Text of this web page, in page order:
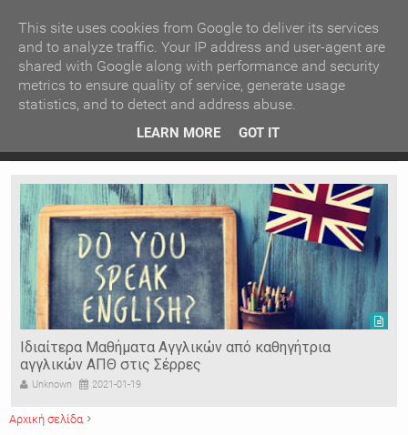
Ιερόσυλοι έκλεψαν τάματα από Ιερό Ναό στις Σέρρες
Ιδιαίτερα Μαθήματα Αγγλικών από καθηγήτρια
αγγλικών ΑΠΘ στις Σέρρες
Unknown 2021-01-19
Αρχική σελίδα
ΚΕΝΤΡΙΚΗ ΑΝΑ ΚΑΤΗΓΟΡΙΑ
ΕΙΔΗΣΕΙΣ ΑΝΑ ΠΕΡΙΟΧΗ
ΠΡΟΣΦΑΤΑ ΝΕΑ
Ν. ΣΕΡΡΩΝ Η ΓΗ ΜΑΣ
ΤΥΧΑΙΕΣ ΑΝΑΡΤΗΣΕΙΣ/ΑΡΘΡΑ
Serres Racing Circuit
Panserraikos FC
Ikaroi B.C.
This site uses cookies from Google to deliver its services
and to analyze traffic. Your IP address and user-agent are
shared with Google along with performance and security
metrics to ensure quality of service, generate usage
statistics, and to detect and address abuse.
LEARN MORE GOT IT